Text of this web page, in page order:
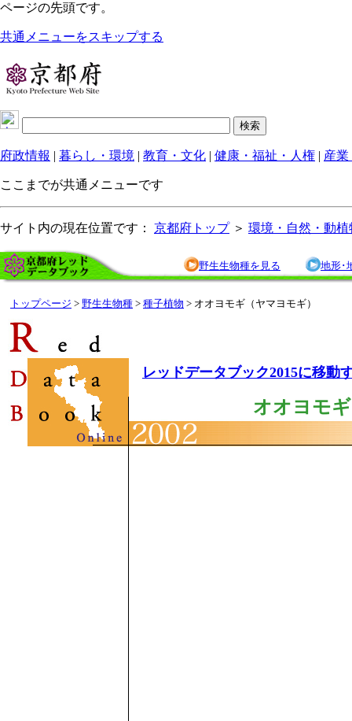
ページの先頭です。
共通メニューをスキップする
府政情報 | 暮らし・環境 | 教育・文化 | 健康・福祉・人権 | 産業
ここまでが共通メニューです
サイト内の現在位置です： 京都府トップ＞ 環境・自然・動植
野生生物種を見る 地形･
トップページ > 野生生物種 > 種子植物 > オオヨモギ（ヤマヨモギ）
レッドデータブック2015に移動
オオヨモ